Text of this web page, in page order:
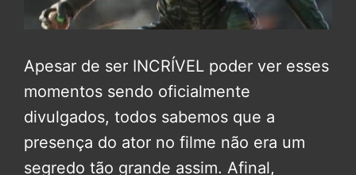
Apesar de ser INCRÍVEL poder ver esses
momentos sendo oficialmente
divulgados, todos sabemos que a
presença do ator no filme não era um
segredo tão grande assim. Afinal,